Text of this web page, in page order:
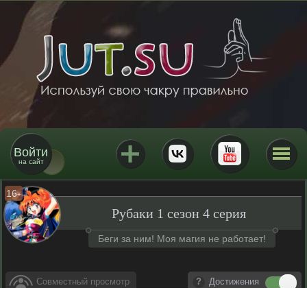
Войти
на сайт
16+
Рубаки 1 сезон 4 серия
Беги за ним! Моя магия не работает!
Совместный просмотр Достижения